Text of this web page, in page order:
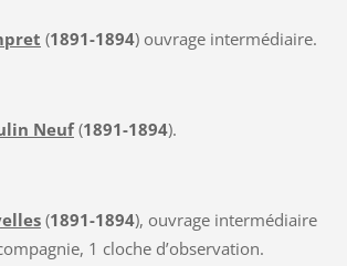
(1891-1894) ouvrage intermédiaire.
Neuf(1891-1894).
(1891-1894), ouvrage intermédiaire
1 cloche d’observation.